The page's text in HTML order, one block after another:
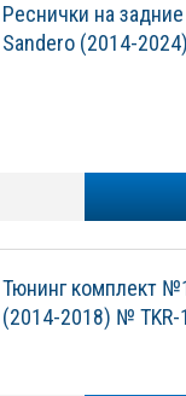
Реснички на
Sandero (2014-
Тюнинг комплект
(2014-2018) № TKR-